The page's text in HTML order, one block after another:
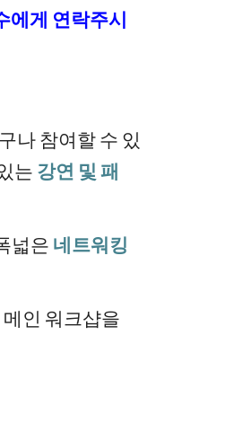
에게 연락주시
나 참여할 수 있
는 강연 및 패
넓은 네트워킹
인 워크샵을